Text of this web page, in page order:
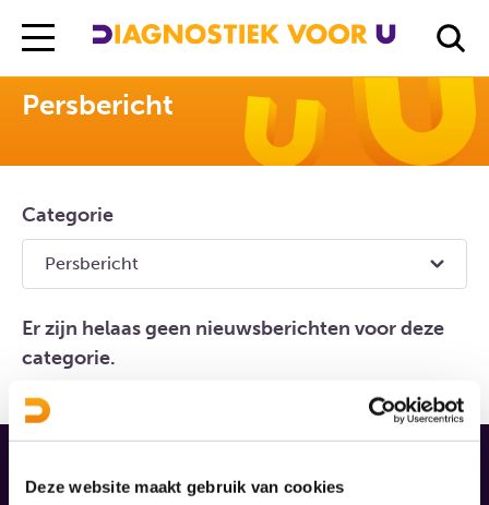
Deze website maakt gebruik van cookies
Diagnostiek Voor U Nieuws Persbericht
Persbericht
Categorie
Er zijn helaas geen nieuwsberichten voor deze
categorie.